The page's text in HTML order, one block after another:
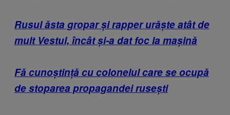
Rusul ăsta gropar și rapper urăște atât de
mult Vestul, încât și-a dat foc la mașină
Fă cunoștință cu colonelul care se ocupă
de stoparea propagandei rusești